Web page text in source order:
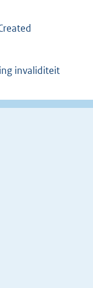
invaliditeit